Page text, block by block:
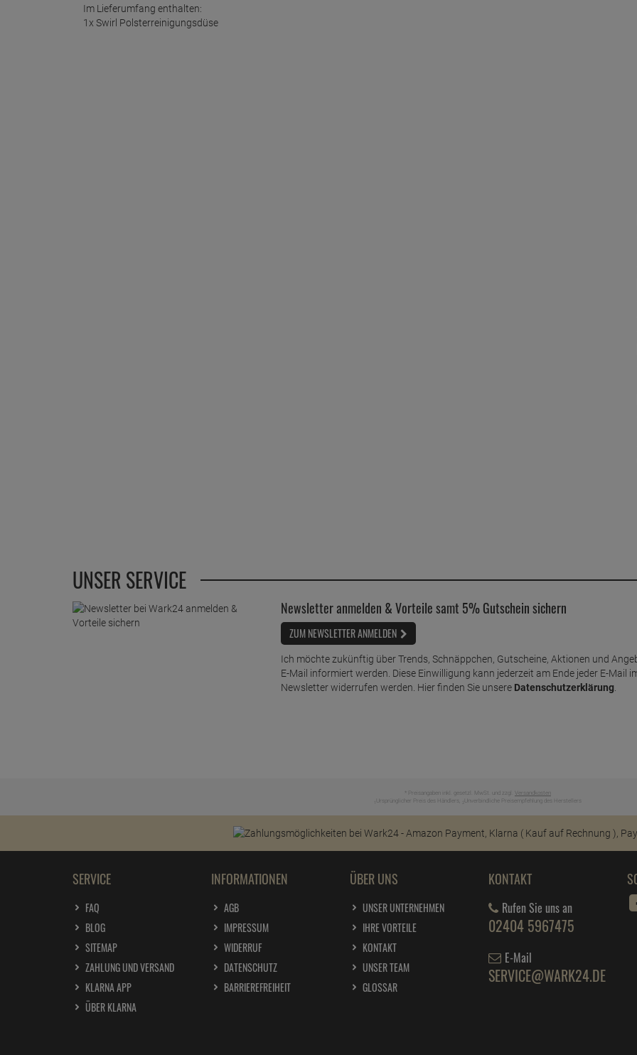
Im Lieferumfang enthalten:
1x Swirl Polsterreinigungsdüse
UNSER SERVICE
Newsletter anmelden & Vorteile samt 5% Gutschein sichern
ZUM NEWSLETTER ANMELDEN
Ich möchte zukünftig über Trends, Schnäppchen, Gutscheine, Aktionen und
E-Mail informiert werden. Diese Einwilligung kann jederzeit am Ende jeder E-Mail
Newsletter widerrufen werden. Hier finden Sie unsere Datenschutzerklärung.
* Preisangaben inkl. gesetzl. MwSt. und zzgl. Versandkosten
Ursprünglicher Preis des Händlers, Unverbindliche Preisempfehlung des Herstellers
SERVICE
FAQ
BLOG
SITEMAP
ZAHLUNG UND VERSAND
KLARNA APP
ÜBER KLARNA
INFORMATIONEN
AGB
IMPRESSUM
WIDERRUF
DATENSCHUTZ
BARRIEREFREIHEIT
ÜBER UNS
UNSER UNTERNEHMEN
IHRE VORTEILE
KONTAKT
UNSER TEAM
GLOSSAR
KONTAKT
Rufen Sie uns an
02404 5967475
E-Mail
SERVICE@WARK24.DE